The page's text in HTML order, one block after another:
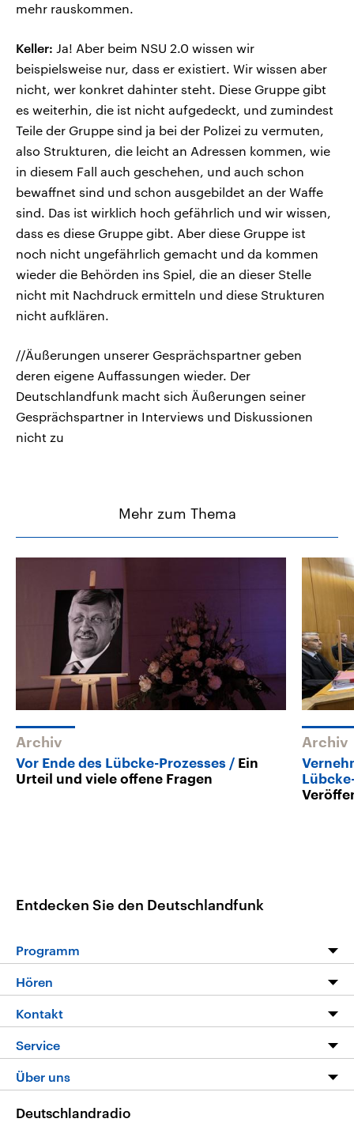
mehr rauskommen.
Keller: Ja! Aber beim NSU 2.0 wissen wir
beispielsweise nur, dass er existiert. Wir wissen aber
nicht, wer konkret dahinter steht. Diese Gruppe gibt
es weiterhin, die ist nicht aufgedeckt, und zumindest
Teile der Gruppe sind ja bei der Polizei zu vermuten,
also Strukturen, die leicht an Adressen kommen, wie
in diesem Fall auch geschehen, und auch schon
bewaffnet sind und schon ausgebildet an der Waffe
sind. Das ist wirklich hoch gefährlich und wir wissen,
dass es diese Gruppe gibt. Aber diese Gruppe ist
noch nicht ungefährlich gemacht und da kommen
wieder die Behörden ins Spiel, die an dieser Stelle
nicht mit Nachdruck ermitteln und diese Strukturen
nicht aufklären.
//Äußerungen unserer Gesprächspartner geben
deren eigene Auffassungen wieder. Der
Deutschlandfunk macht sich Äußerungen seiner
Gesprächspartner in Interviews und Diskussionen
nicht zu
Mehr zum Thema
Archiv
Vor Ende des Lübcke-Prozesses
Ein
Urteil und viele offene Fragen
Archiv
Entdecken Sie den Deutschlandfunk
Programm
Programm
Die Nachrichten
Nachrichtenleicht
Neue Beiträge auf dlf.de
Hören
Livestream
Podcasts
Deutschlandfunk App
Nachrichten App
Kontakt
Hörerservice
Service
FAQ
Veranstaltungen
Über uns
Deutschlandradio